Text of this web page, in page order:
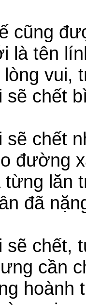
cũng
là tên
lòng vui,
sẽ chết
sẽ chết
đường
lăn
đã
sẽ chết,
cần
hoành